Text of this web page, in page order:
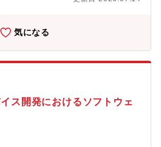
ある業務改革・DXを実現することが
要件定義・設計・導入・定着まで一
する業務モデルの構築に貢献してい
務内容・顧客の業務フロー・既存シス
出・業務効率化・高度化に向けたオ
提案・SaaS導入に向けた要件整理・
運用設計、定着支援の設計および実
ダーとの調整および意思決定支援・
理・メンバーへのレビュー・指導
入”ではなく“業務変革”に関われる
携われます。◎ 現場と経営をつなぐ役
気になる
ス開発におけるソフトウェ